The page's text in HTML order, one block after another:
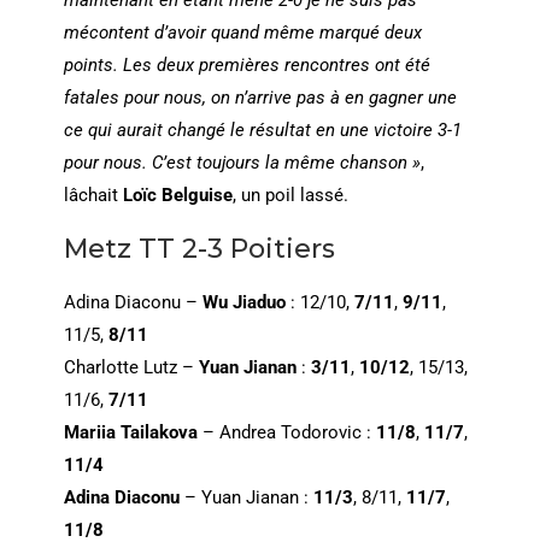
mécontent d’avoir quand même marqué deux
points. Les deux premières rencontres ont été
fatales pour nous, on n’arrive pas à en gagner une
ce qui aurait changé le résultat en une victoire 3-1
pour nous. C’est toujours la même chanson »,
lâchait Loïc Belguise, un poil lassé.
Metz TT 2-3 Poitiers
Adina Diaconu – Wu Jiaduo: 12/10,7/11, 9/11,
11/5, 8/11
Charlotte Lutz – Yuan Jianan: 3/11, 10/12, 15/13,
11/6, 7/11
Mariia Tailakova– Andrea Todorovic : 11/8, 11/7,
11/4
Adina Diaconu – Yuan Jianan : 11/3, 8/11, 11/7,
11/8